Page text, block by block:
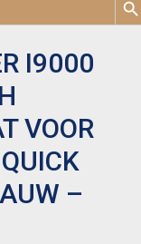
I9000
VOOR
–